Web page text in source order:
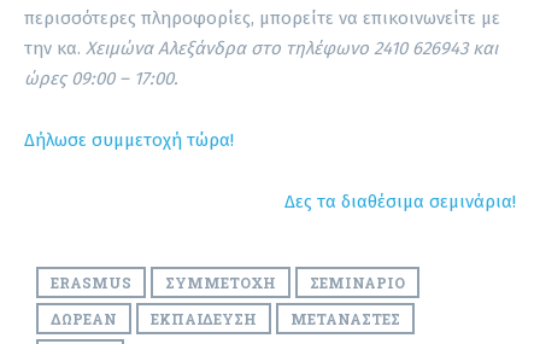
περισσότερες πληροφορίες, μπορείτε να επικοινωνείτε με
την κα. Χειμώνα Αλεξάνδρα στο τηλέφωνο 2410 626943 και
ώρες 09:00 – 17:00.
Δήλωσε συμμετοχή τώρα!
Δες τα διαθέσιμα σεμινάρια!
ERASMUS ΣΥΜΜΕΤΟΧΉ
ΣΕΜΙΝΆΡΙΟ
ΔΩΡΕΆΝ
ΕΚΠΑΊΔΕΥΣΗ
ΜΕΤΑΝΆΣΤΕΣ